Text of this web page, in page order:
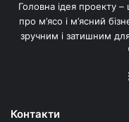
е
Головна ідея проекту –
про м’ясо і м’ясний
зручним і затишним
Контакти